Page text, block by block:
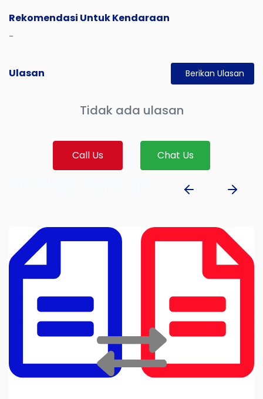
Rekomendasi Untuk Kendaraan
-
Ulasan Berikan Ulasan
Tidak ada ulasan
Call Us Chat Us